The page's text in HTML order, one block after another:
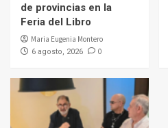
de provincias en la
Feria del Libro
Maria Eugenia Montero
6 agosto, 2026 0